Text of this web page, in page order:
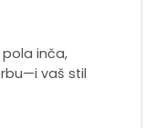
inča,
vaš stil